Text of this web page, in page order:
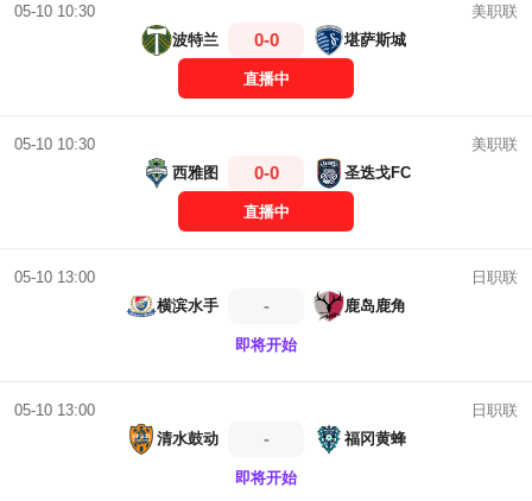
05-10 10:30
美职联
波特兰
0-0 堪萨斯城
直播中
05-10 10:30
美职联
西雅图
0-0 圣迭戈FC
直播中
05-10 13:00
日职联
横滨水手
- 鹿岛鹿角
即将开始
05-10 13:00
日职联
清水鼓动
- 福冈黄蜂
即将开始